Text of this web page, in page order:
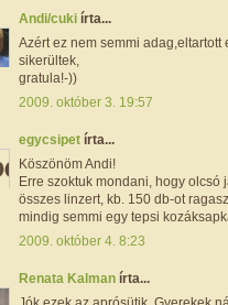
Andi/cuki írta...
Azért ez nem semmi
sikerültek,
gratula!-))
2009. október 3. 19:57
egycsipet írta...
Köszönöm Andi!
Erre szoktuk mondani, hogy olcsó
összes linzert, kb. 150 db-ot
mindig semmi egy tepsi
2009. október 4. 8:23
Renata Kalman írta...